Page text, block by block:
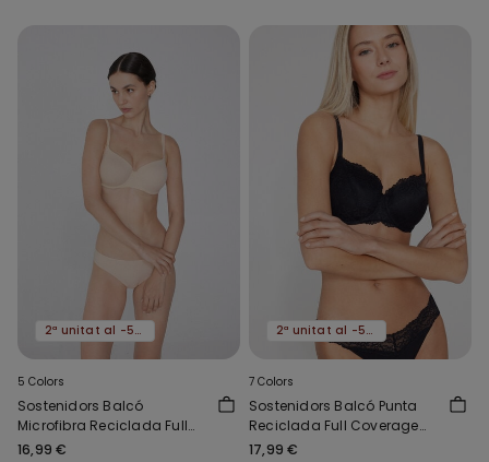
2ª unitat al -50%
5 Colors
Sostenidors Balcó
Microfibra Reciclada Full
Coverage Prague
16,99 €
2ª unitat al -50%
7 Colors
Sostenidors Balcó Punta
Reciclada Full Coverage
Prague
17,99 €